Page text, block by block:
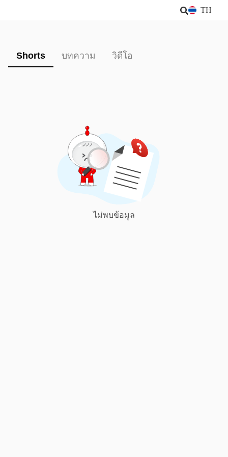
TH
Shorts บทความ วิดีโอ
ไม่พบข้อมูล